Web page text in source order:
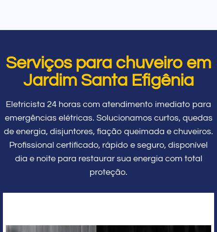
Serviços para chuveiro em
Jardim Santa Efigênia
Eletricista 24 horas com atendimento imediato para
emergências elétricas. Solucionamos curtos, quedas
de energia, disjuntores, fiação queimada e chuveiros.
Profissional certificado, rápido e seguro, disponível
dia e noite para restaurar sua energia com total
proteção.